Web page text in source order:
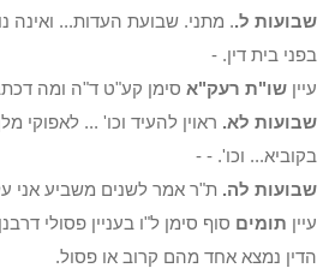
שבועות ל.. מתני. שבועת העדות... ואינה
בפני בית דין. -
עיין שו"ת רעק"א סימן קע"ט ד"ה ומה
שבועות לא. ראוין להעיד וכו' ... לאפוקי
בקוביא... וכו'. - -
שבועות לה. ת"ר אמר לשנים משביע אני
עיין תומים סוף סימן ל"ו בעניין פסולי
הדין נמצא אחד מהם קרוב או פסול.